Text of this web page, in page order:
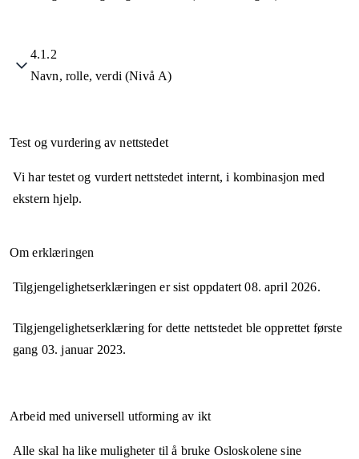
4.1.2
Navn, rolle, verdi (Nivå A)
Test og vurdering av nettstedet
Vi har testet og vurdert nettstedet internt, i kombinasjon med
ekstern hjelp.
Om erklæringen
Tilgjengelighetserklæringen er sist oppdatert08. april 2026.
Tilgjengelighetserklæring for dette nettstedet ble opprettet første
gang 03. januar 2023.
Arbeid med universell utforming av ikt
Alle skal ha like muligheter til å bruke Osloskolene sine